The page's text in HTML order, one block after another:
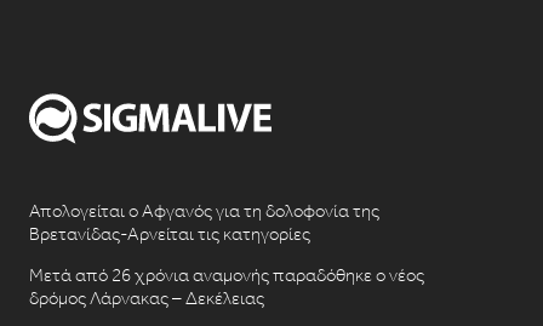
Απολογείται ο Αφγανός για τη δολοφονία της
Βρετανίδας-Αρνείται τις κατηγορίες
Μετά από 26 χρόνια αναμονής παραδόθηκε ο νέος
δρόμος Λάρνακας – Δεκέλειας